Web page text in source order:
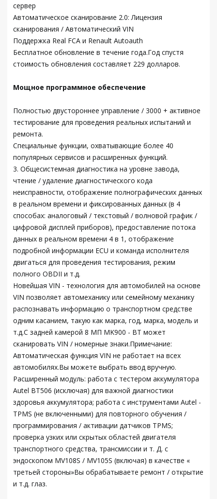
сервер
Автоматическое сканирование 2.0: Лицензия
сканирования / Автоматический VIN
Поддержка Real FCA и Renault Autoauth
Бесплатное обновление в течение года.Год спустя
стоимость обновления составляет 229 долларов.
Мощное программное обеспечение
Полностью двустороннее управление / 3000 + активное
тестирование для проведения реальных испытаний и
ремонта.
Специальные функции, охватывающие более 40
популярных сервисов и расширенных функций.
3. Общесистемная диагностика на уровне завода,
чтение / удаление диагностического кода
неисправности, отображение полнографических данных
в реальном времени и фиксированных данных (в 4
способах: аналоговый / текстовый / волновой график /
цифровой дисплей приборов), предоставление потока
данных в реальном времени 4 в 1, отображение
подробной информации ECU и команда исполнителя
двигаться для проведения тестирования, режим
полного OBDII и т.д.
Новейшая VIN - технология для автомобилей на основе
VIN позволяет автомеханику или семейному механику
распознавать информацию о транспортном средстве
одним касанием, такую как марка, год, марка, модель и
т.д.С задней камерой 8 МП MK900 - BT может
сканировать VIN / номерные знаки.Примечание:
Автоматическая функция VIN не работает на всех
автомобилях.Вы можете выбрать ввод вручную.
Расширенный модуль: работа с тестером аккумулятора
Autel BT506 (исключая) для важной диагностики
здоровья аккумулятора; работа с инструментами Autel -
TPMS (не включенными) для повторного обучения /
программирования / активации датчиков TPMS;
проверка узких или скрытых областей двигателя
транспортного средства, трансмиссии и т. Д. с
эндоскопом MV108S / MV105S (включая) в качестве «
третьей стороны»Вы обрабатываете ремонт / открытие
и т.д. глаз.